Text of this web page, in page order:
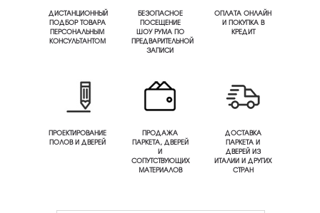
ДИСТАНЦИОННЫЙ
ПОДБОР ТОВАРА
ПЕРСОНАЛЬНЫМ
КОНСУЛЬТАНТОМ
БЕЗОПАСНОЕ
ПОСЕЩЕНИЕ
ШОУ РУМА ПО
ПРЕДВАРИТЕЛЬНОЙ
ЗАПИСИ
ОПЛАТА ОНЛАЙН
И ПОКУПКА В
КРЕДИТ
ПРОЕКТИРОВАНИЕ
ПОЛОВ И ДВЕРЕЙ
ПРОДАЖА
ПАРКЕТА, ДВЕРЕЙ
И
СОПУТСТВУЮЩИХ
МАТЕРИАЛОВ
ДОСТАВКА
ПАРКЕТА И
ДВЕРЕЙ ИЗ
ИТАЛИИ И ДРУГИХ
СТРАН